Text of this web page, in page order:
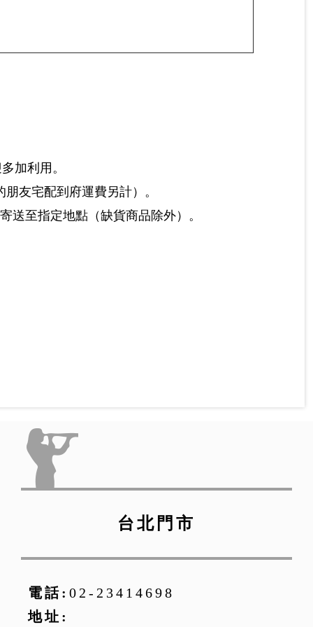
加利用。
友宅配到府運費另計）。
送至指定地點（缺貨商品除外）。
台北門市
電話: 02-23414698
地址: